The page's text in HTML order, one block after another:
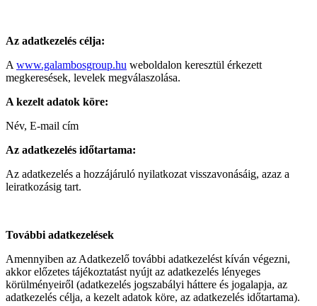
Az adatkezelés célja:
A www.galambosgroup.hu weboldalon keresztül érkezett
megkeresések, levelek megválaszolása.
A kezelt adatok köre:
Név, E-mail cím
Az adatkezelés időtartama:
Az adatkezelés a hozzájáruló nyilatkozat visszavonásáig, azaz a
leiratkozásig tart.
További adatkezelések
Amennyiben az Adatkezelő további adatkezelést kíván végezni,
akkor előzetes tájékoztatást nyújt az adatkezelés lényeges
körülményeiről (adatkezelés jogszabályi háttere és jogalapja, az
adatkezelés célja, a kezelt adatok köre, az adatkezelés időtartama).